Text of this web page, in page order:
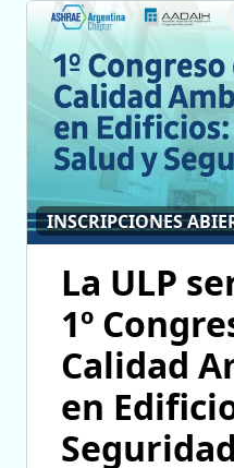
INSCRIPCIONES
La ULP
1º
Calidad
en
Seguridad